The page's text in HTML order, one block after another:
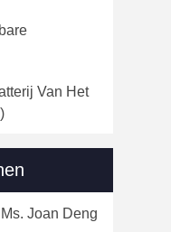
Van Het
Van De
(11)
Ms. Joan Deng